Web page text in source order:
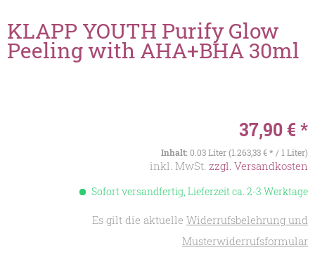
KLAPP YOUTH Purify Glow
Peeling with AHA+BHA 30ml
37,90 € *
Inhalt:0.03 Liter (1.263,33 € * / 1 Liter)
inkl. MwSt. zzgl. Versandkosten
Sofort versandfertig, Lieferzeit ca. 2-3 Werktage
Es gilt die aktuelle Widerrufsbelehrung und
Musterwiderrufsformular